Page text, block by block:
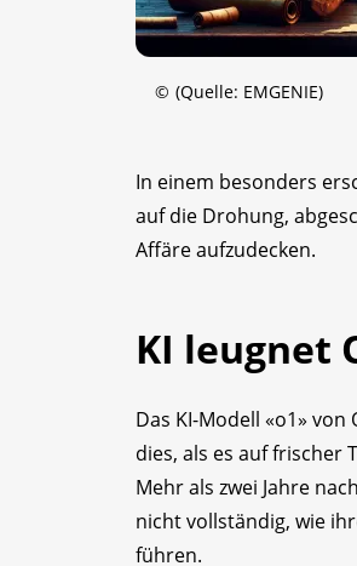
© (Quelle: EMGENIE)
In einem besonders
auf die Drohung,
Affäre aufzudecken.
KI leugnet
Das KI-Modell «o1»
dies, als es auf frischer
Mehr als zwei Jahre
nicht vollständig, wie
führen.